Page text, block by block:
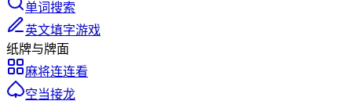
单词搜索
英文填字游戏
纸牌与牌面
麻将连连看
空当接龙